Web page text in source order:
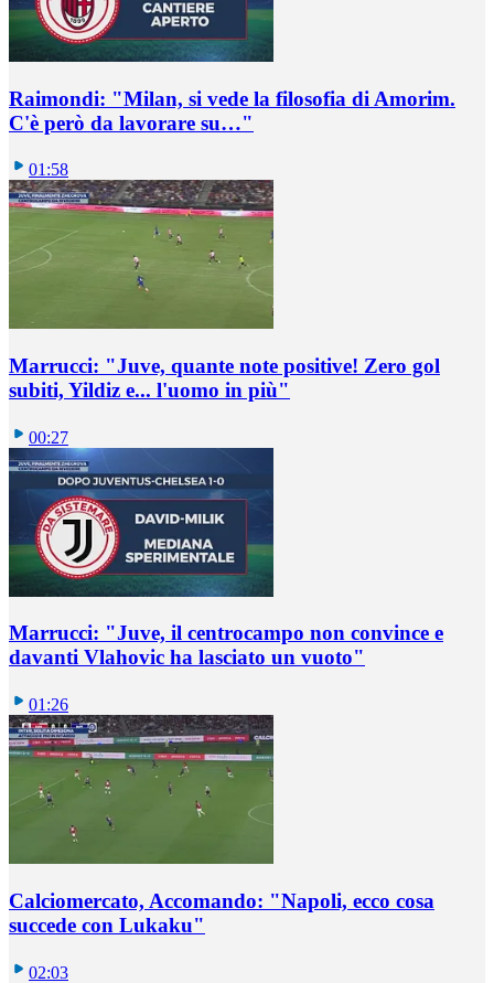
Raimondi: "Milan, si vede la filosofia di Amorim.
C'è però da lavorare su…"
01:58
Marrucci: "Juve, quante note positive! Zero gol
subiti, Yildiz e... l'uomo in più"
00:27
Marrucci: "Juve, il centrocampo non convince e
davanti Vlahovic ha lasciato un vuoto"
01:26
Calciomercato, Accomando: "Napoli, ecco cosa
succede con Lukaku"
02:03